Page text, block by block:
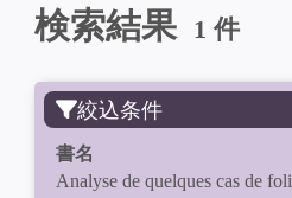
検索結果 1 件
絞込条件
書名
Analyse de quelques cas de